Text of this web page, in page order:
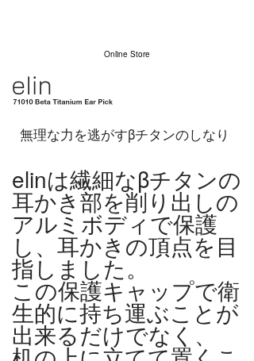
Online Store
無理な力を逃がすβチタンのしなり
elinは繊細なβチタンの
耳かき部を削り出しの
アルミボディで保護
し、耳かきの頂点を目
指しました。
この保護キャップで衛
生的に持ち運ぶことが
出来るだけでなく、